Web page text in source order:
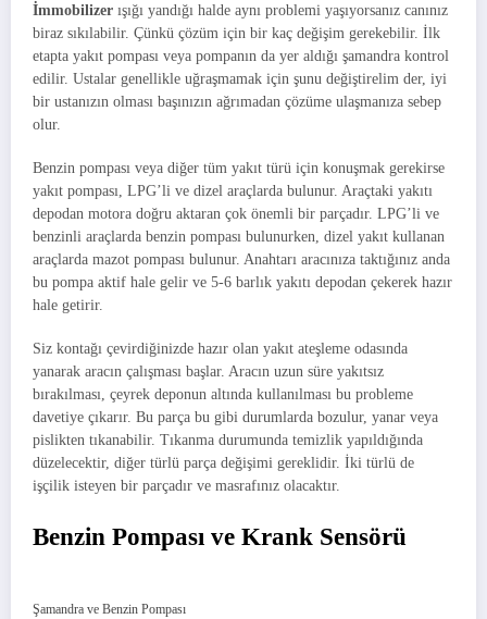
İmmobilizer ışığı yandığı halde aynı problemi yaşıyorsanız canınız
biraz sıkılabilir. Çünkü çözüm için bir kaç değişim gerekebilir. İlk
etapta yakıt pompası veya pompanın da yer aldığı şamandra kontrol
edilir. Ustalar genellikle uğraşmamak için şunu değiştirelim der, iyi
bir ustanızın olması başınızın ağrımadan çözüme ulaşmanıza sebep
olur.
Benzin pompası veya diğer tüm yakıt türü için konuşmak gerekirse
yakıt pompası, LPG’li ve dizel araçlarda bulunur. Araçtaki yakıtı
depodan motora doğru aktaran çok önemli bir parçadır. LPG’li ve
benzinli araçlarda benzin pompası bulunurken, dizel yakıt kullanan
araçlarda mazot pompası bulunur. Anahtarı aracınıza taktığınız anda
bu pompa aktif hale gelir ve 5-6 barlık yakıtı depodan çekerek hazır
hale getirir.
Siz kontağı çevirdiğinizde hazır olan yakıt ateşleme odasında
yanarak aracın çalışması başlar. Aracın uzun süre yakıtsız
bırakılması, çeyrek deponun altında kullanılması bu probleme
davetiye çıkarır. Bu parça bu gibi durumlarda bozulur, yanar veya
pislikten tıkanabilir. Tıkanma durumunda temizlik yapıldığında
düzelecektir, diğer türlü parça değişimi gereklidir. İki türlü de
işçilik isteyen bir parçadır ve masrafınız olacaktır.
Benzin Pompası ve Krank Sensörü
Şamandra ve Benzin Pompası